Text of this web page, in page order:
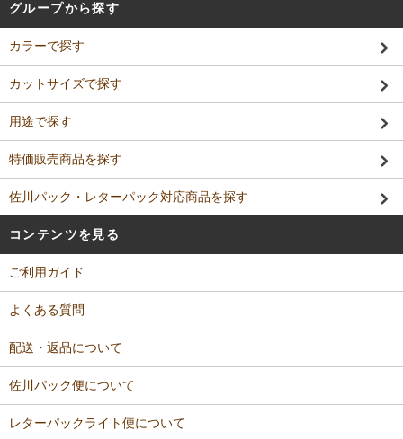
グループから探す
カラーで探す
カットサイズで探す
用途で探す
特価販売商品を探す
佐川パック・レターパック対応商品を探す
コンテンツを見る
ご利用ガイド
よくある質問
配送・返品について
佐川パック便について
レターパックライト便について